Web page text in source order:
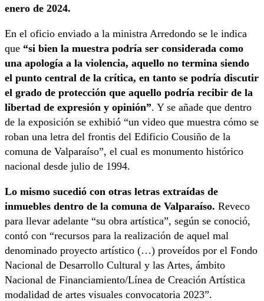
enero de 2024.
En el oficio enviado a la ministra Arredondo se le indica
que “si bien la muestra podría ser considerada como
una apología a la violencia, aquello no termina siendo
el punto central de la crítica, en tanto se podría discutir
el grado de protección que aquello podría recibir de la
libertad de expresión y opinión”. Y se añade que dentro
de la exposición se exhibió “un video que muestra cómo se
roban una letra del frontis del Edificio Cousiño de la
comuna de Valparaíso”, el cual es monumento histórico
nacional desde julio de 1994.
Lo mismo sucedió con otras letras extraídas de
inmuebles dentro de la comuna de Valparaíso. Reveco
para llevar adelante “su obra artística”, según se conoció,
contó con “recursos para la realización de aquel mal
denominado proyecto artístico (…) proveídos por el Fondo
Nacional de Desarrollo Cultural y las Artes, ámbito
Nacional de Financiamiento/Línea de Creación Artística
modalidad de artes visuales convocatoria 2023”.